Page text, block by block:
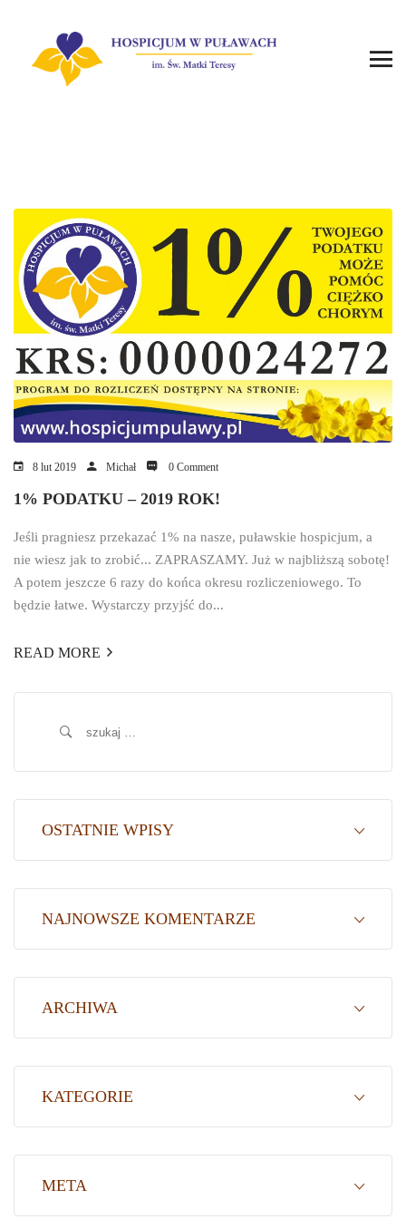
8 lut 2019 Michał 0 Comment
1% PODATKU – 2019 ROK!
Jeśli pragniesz przekazać 1% na nasze, puławskie hospicjum, a
nie wiesz jak to zrobić... ZAPRASZAMY. Już w najbliższą sobotę!
A potem jeszcze 6 razy do końca okresu rozliczeniowego. To
będzie łatwe. Wystarczy przyjść do...
READ MORE
OSTATNIE WPISY
NAJNOWSZE KOMENTARZE
ARCHIWA
KATEGORIE
META